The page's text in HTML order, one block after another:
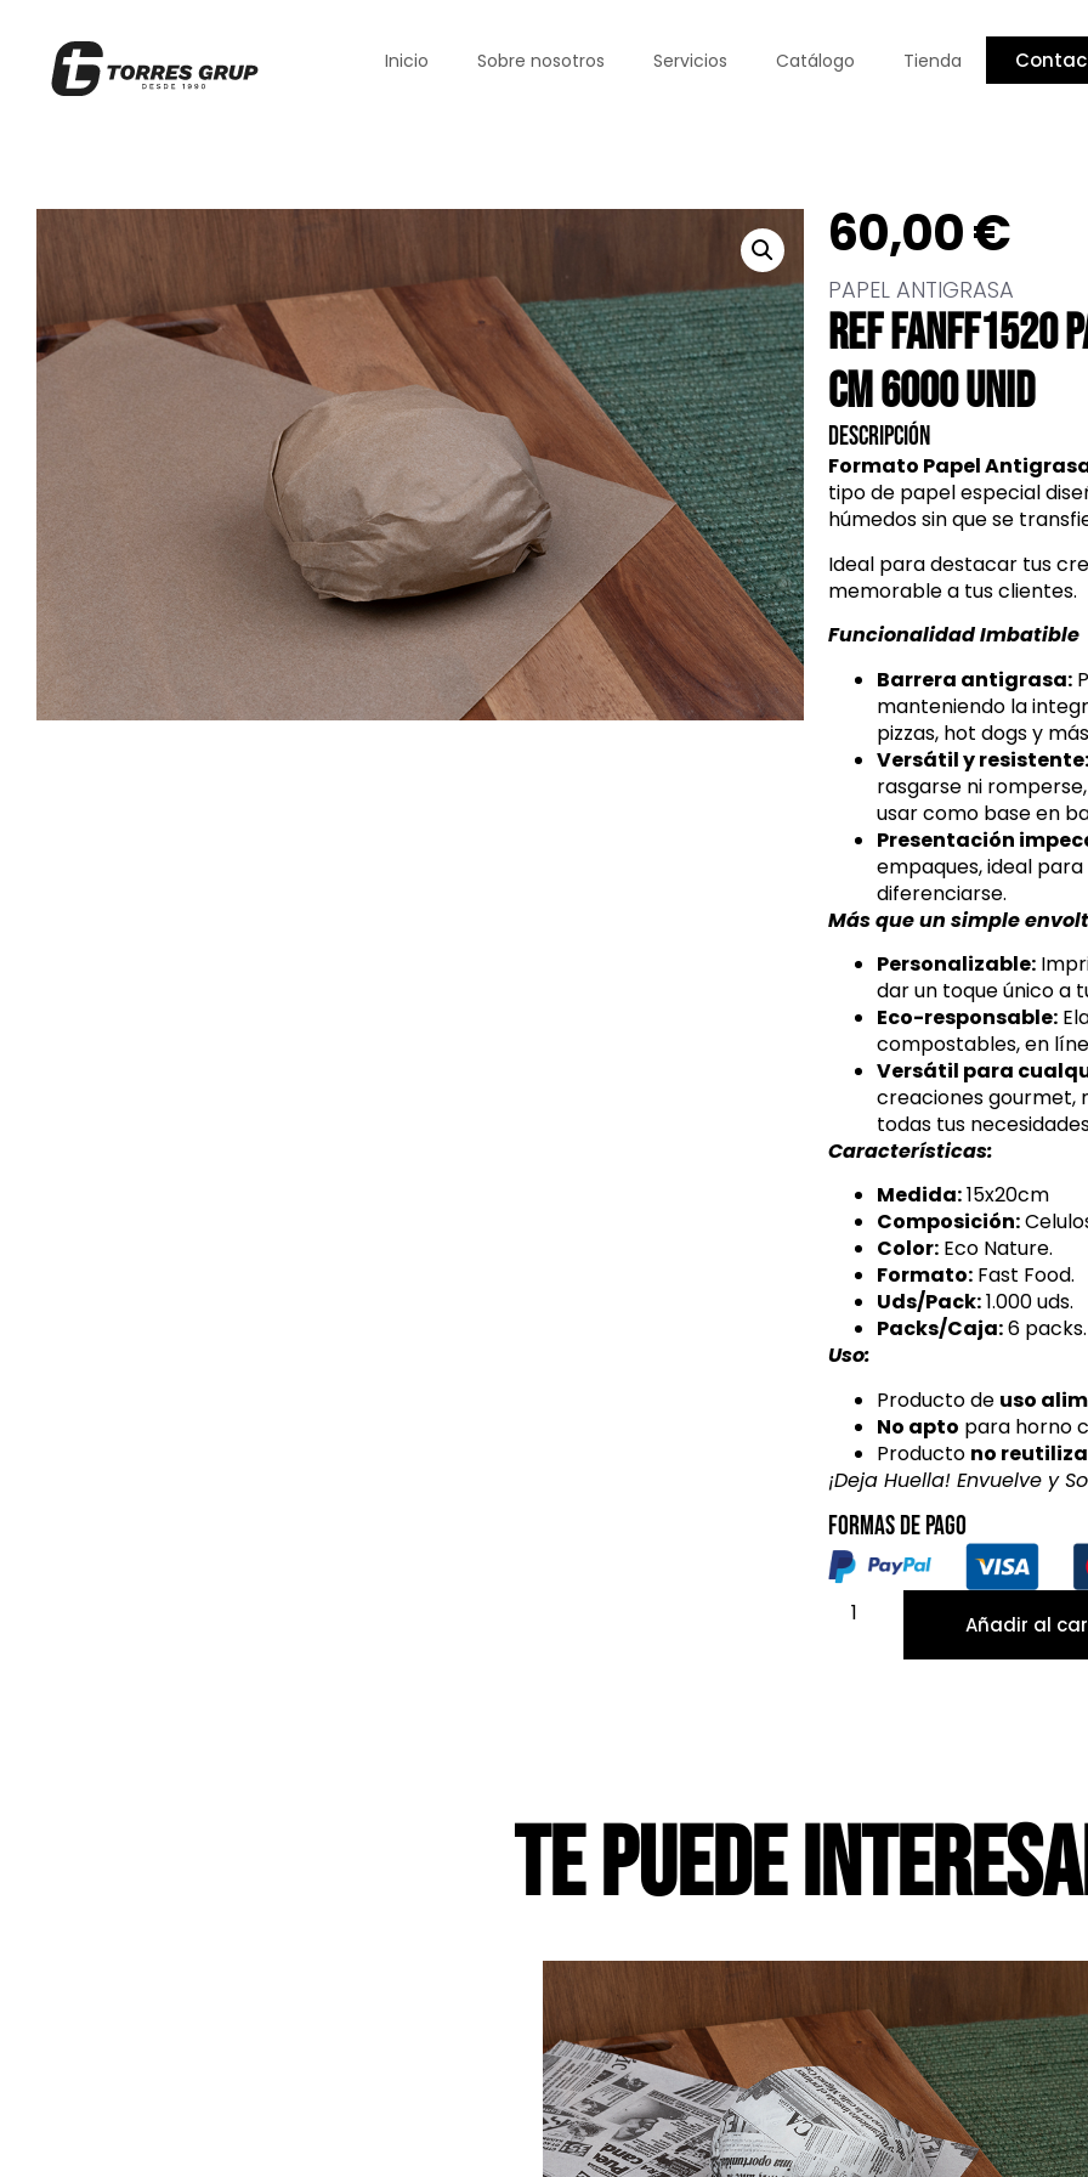
Inicio Sobre nosotros Servicios Catálogo Tienda
60,00€
PAPEL ANTIGRASA
REF FANFF1520
CM 6000 UNID
Descripción
Formato Papel
tipo de papel especial
húmedos sin que se
Ideal para destacar tus
memorable a tus clientes.
Funcionalidad Imbatible
Barrera antigrasa:
manteniendo la
pizzas, hot dogs y
Versátil y resistente:
rasgarse ni
usar como base en
Presentación
empaques, ideal
diferenciarse.
Más que un simple
Personalizable:
dar un toque único a
Eco-responsable:
compostables, en
Versátil para
creaciones gourmet,
todas tus
Características:
Medida:15x20cm
Composición:
Color: Eco Nature.
Formato: Fast Food.
Uds/Pack:1.000 uds.
Packs/Caja:6 packs.
Uso:
Producto de uso
No apto para horno
Producto no
¡Deja Huella! Envuelve y
Formas de pago
Añadir al
Te puede